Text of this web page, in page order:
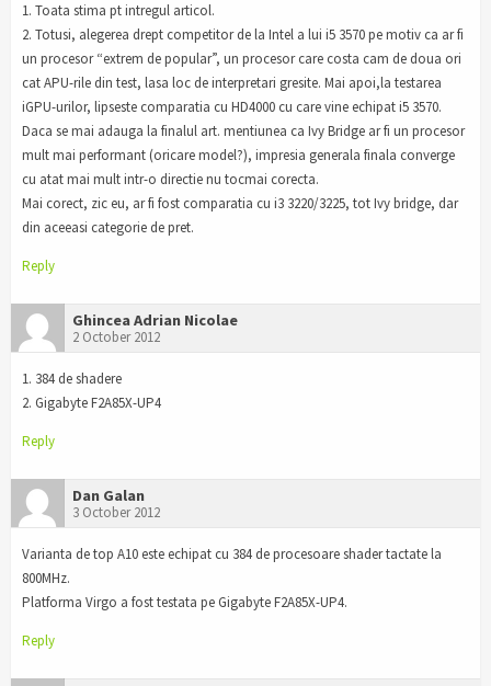
1. Toata stima pt intregul articol.
2. Totusi, alegerea drept competitor de la Intel a lui i5 3570 pe motiv ca ar fi
un procesor “extrem de popular”, un procesor care costa cam de doua ori
cat APU-rile din test, lasa loc de interpretari gresite. Mai apoi,la testarea
iGPU-urilor, lipseste comparatia cu HD4000 cu care vine echipat i5 3570.
Daca se mai adauga la finalul art. mentiunea ca Ivy Bridge ar fi un procesor
mult mai performant (oricare model?), impresia generala finala converge
cu atat mai mult intr-o directie nu tocmai corecta.
Mai corect, zic eu, ar fi fost comparatia cu i3 3220/3225, tot Ivy bridge, dar
din aceeasi categorie de pret.
Reply
Ghincea Adrian Nicolae
2 October 2012
1. 384 de shadere
2. Gigabyte F2A85X-UP4
Reply
Dan Galan
3 October 2012
Varianta de top A10 este echipat cu 384 de procesoare shader tactate la
800MHz.
Platforma Virgo a fost testata pe Gigabyte F2A85X-UP4.
Reply